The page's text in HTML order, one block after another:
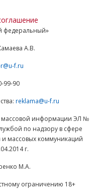
федеральный»
А.В.
f.ru
99-90
reklama@u-f.ru
массовой информации ЭЛ №
по надзору в сфере
массовых коммуникаций
г.
М.А.
ограничению 18+